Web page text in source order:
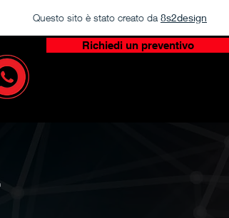
Questo sito è stato creato da 8s2design
Richiedi un preventivo